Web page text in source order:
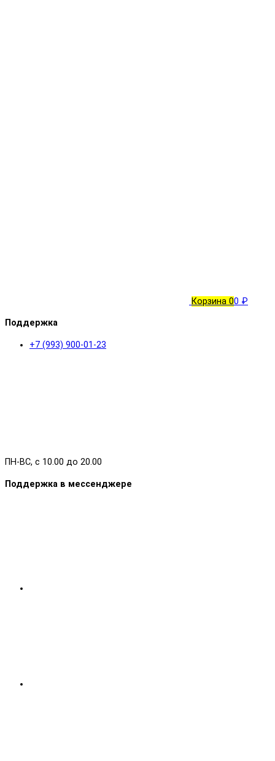
Корзина 00 ₽
Поддержка
+7 (993) 900-01-23
ПН-ВС, с 10.00 до 20.00
Поддержка в мессенджере